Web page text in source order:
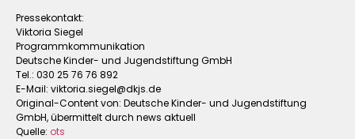
Pressekontakt:
Viktoria Siegel
Programmkommunikation
Deutsche Kinder- und Jugendstiftung GmbH
Tel.: 030 25 76 76 892
E-Mail: viktoria.siegel@dkjs.de
Original-Content von: Deutsche Kinder- und Jugendstiftung
GmbH, übermittelt durch news aktuell
Quelle: ots